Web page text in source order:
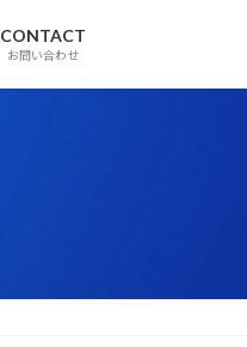
CONTACT
お問い合わせ